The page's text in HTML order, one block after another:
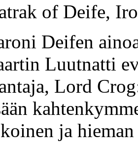
of Deife,
Deifen
Luutnatti
Lord
ja